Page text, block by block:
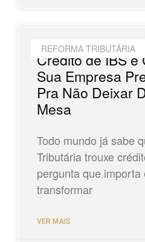
REFORMA TRIBUTÁRIA
Crédito de IBS e
Sua Empresa
Pra Não Deixar
Mesa
Todo mundo já sabe
Tributária trouxe
pergunta que importa
transformar
VER MAIS